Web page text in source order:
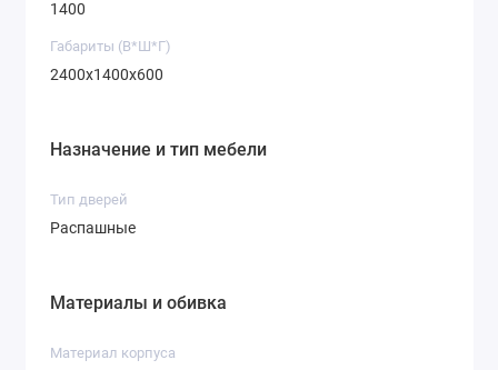
Дуб Крафт
1400
Габариты (В*Ш*Г)
2400х1400х600
Назначение и тип мебели
Тип дверей
Распашные
Материалы и обивка
Материал корпуса